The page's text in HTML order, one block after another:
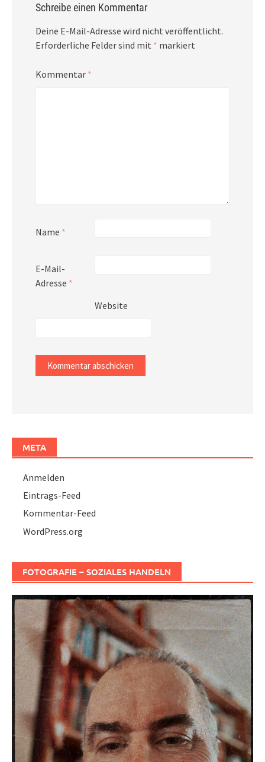
Schreibe einen Kommentar
Deine E-Mail-Adresse wird nicht veröffentlicht.
Erforderliche Felder sind mit * markiert
Kommentar *
Name *
E-Mail-
Adresse *
Website
META
Anmelden
Eintrags-Feed
Kommentar-Feed
WordPress.org
FOTOGRAFIE – SOZIALES HANDELN